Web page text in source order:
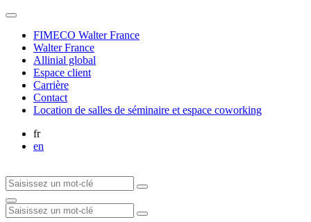
FIMECO Walter France
Walter France
Allinial global
Espace client
Carrière
Contact
Location de salles de séminaire et espace coworking
fr
en